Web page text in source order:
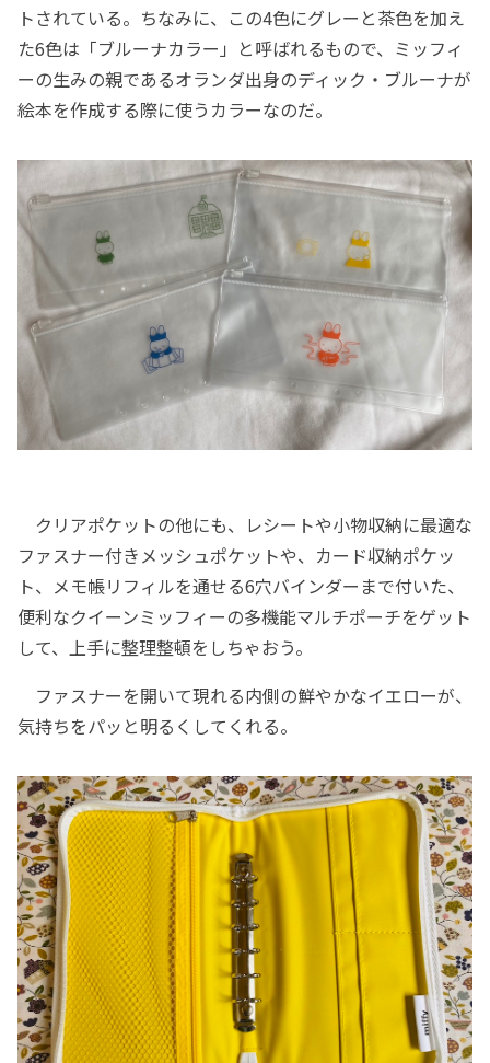
トされている。ちなみに、この4色にグレーと茶色を加え
た6色は「ブルーナカラー」と呼ばれるもので、ミッフィ
ーの生みの親であるオランダ出身のディック・ブルーナが
絵本を作成する際に使うカラーなのだ。
クリアポケットの他にも、レシートや小物収納に最適な
ファスナー付きメッシュポケットや、カード収納ポケッ
ト、メモ帳リフィルを通せる6穴バインダーまで付いた、
便利なクイーンミッフィーの多機能マルチポーチをゲット
して、上手に整理整頓をしちゃおう。
ファスナーを開いて現れる内側の鮮やかなイエローが、
気持ちをパッと明るくしてくれる。